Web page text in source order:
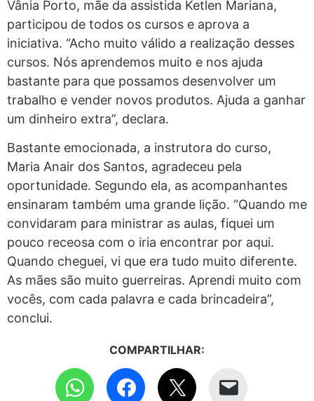
Vânia Porto, mãe da assistida Ketlen Mariana,
participou de todos os cursos e aprova a
iniciativa. “Acho muito válido a realização desses
cursos. Nós aprendemos muito e nos ajuda
bastante para que possamos desenvolver um
trabalho e vender novos produtos. Ajuda a ganhar
um dinheiro extra”, declara.
Bastante emocionada, a instrutora do curso,
Maria Anair dos Santos, agradeceu pela
oportunidade. Segundo ela, as acompanhantes
ensinaram também uma grande lição. “Quando me
convidaram para ministrar as aulas, fiquei um
pouco receosa com o iria encontrar por aqui.
Quando cheguei, vi que era tudo muito diferente.
As mães são muito guerreiras. Aprendi muito com
vocês, com cada palavra e cada brincadeira”,
conclui.
COMPARTILHAR: